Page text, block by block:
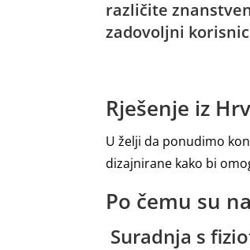
različite
zadovoljni
Rješenje iz
U želji da ponudimo
dizajnirane kako bi
Po čemu su
Suradnja s